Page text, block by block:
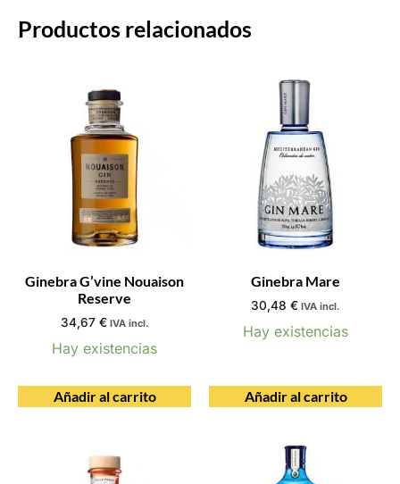
Productos relacionados
Ginebra G’vine Nouaison
Reserve
34,67 € IVA incl.
Hay existencias
Añadir al carrito
Ginebra Mare
30,48 € IVA incl.
Hay existencias
Añadir al carrito